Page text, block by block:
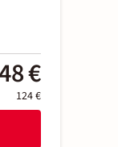
€
124 €